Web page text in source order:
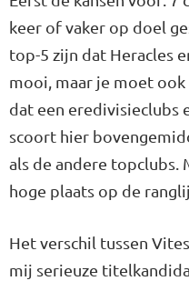
keer of vaker op doel
top-5 zijn dat Heracles
mooi, maar je moet
dat een eredivisieclubs
scoort hier
als de andere topclubs.
hoge plaats op de
Het verschil tussen
mij serieuze